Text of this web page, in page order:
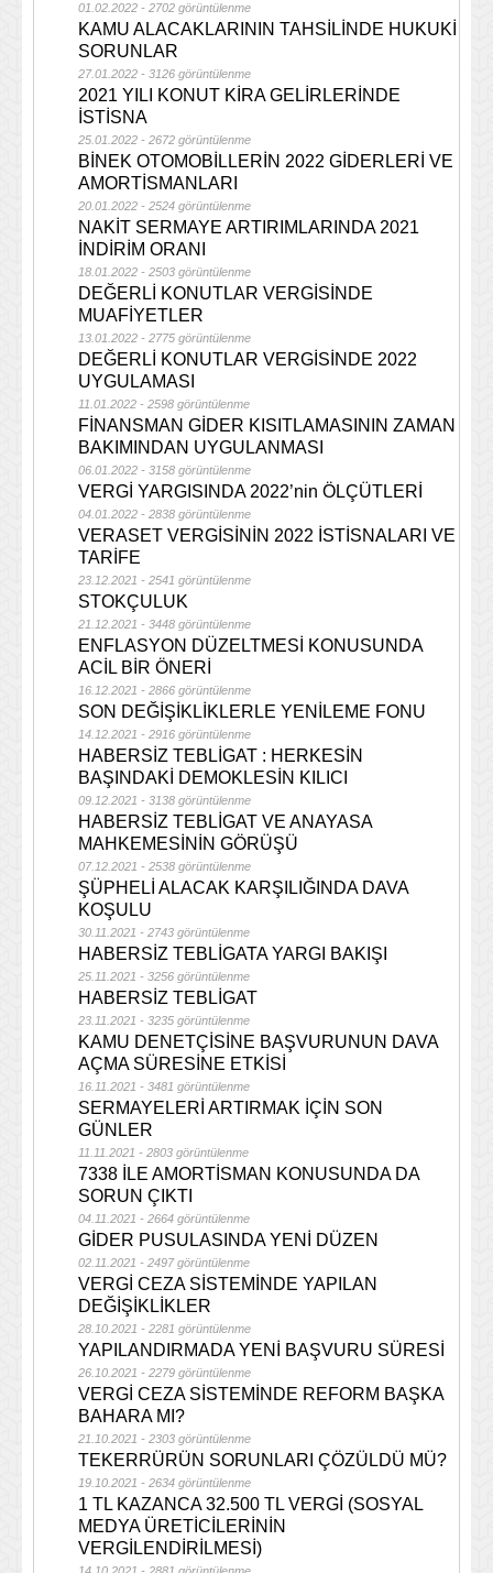
01.02.2022 - 2702 görüntülenme
KAMU ALACAKLARININ TAHSİLİNDE HUKUKİ
SORUNLAR
27.01.2022 - 3126 görüntülenme
2021 YILI KONUT KİRA GELİRLERİNDE
İSTİSNA
25.01.2022 - 2672 görüntülenme
BİNEK OTOMOBİLLERİN 2022 GİDERLERİ VE
AMORTİSMANLARI
20.01.2022 - 2524 görüntülenme
NAKİT SERMAYE ARTIRIMLARINDA 2021
İNDİRİM ORANI
18.01.2022 - 2503 görüntülenme
DEĞERLİ KONUTLAR VERGİSİNDE
MUAFİYETLER
13.01.2022 - 2775 görüntülenme
DEĞERLİ KONUTLAR VERGİSİNDE 2022
UYGULAMASI
11.01.2022 - 2598 görüntülenme
FİNANSMAN GİDER KISITLAMASININ ZAMAN
BAKIMINDAN UYGULANMASI
06.01.2022 - 3158 görüntülenme
VERGİ YARGISINDA 2022’nin ÖLÇÜTLERİ
04.01.2022 - 2838 görüntülenme
VERASET VERGİSİNİN 2022 İSTİSNALARI VE
TARİFE
23.12.2021 - 2541 görüntülenme
STOKÇULUK
21.12.2021 - 3448 görüntülenme
ENFLASYON DÜZELTMESİ KONUSUNDA
ACİL BİR ÖNERİ
16.12.2021 - 2866 görüntülenme
SON DEĞİŞİKLİKLERLE YENİLEME FONU
14.12.2021 - 2916 görüntülenme
HABERSİZ TEBLİGAT : HERKESİN
BAŞINDAKİ DEMOKLESİN KILICI
09.12.2021 - 3138 görüntülenme
HABERSİZ TEBLİGAT VE ANAYASA
MAHKEMESİNİN GÖRÜŞÜ
07.12.2021 - 2538 görüntülenme
ŞÜPHELİ ALACAK KARŞILIĞINDA DAVA
KOŞULU
30.11.2021 - 2743 görüntülenme
HABERSİZ TEBLİGATA YARGI BAKIŞI
25.11.2021 - 3256 görüntülenme
HABERSİZ TEBLİGAT
23.11.2021 - 3235 görüntülenme
KAMU DENETÇİSİNE BAŞVURUNUN DAVA
AÇMA SÜRESİNE ETKİSİ
16.11.2021 - 3481 görüntülenme
SERMAYELERİ ARTIRMAK İÇİN SON
GÜNLER
11.11.2021 - 2803 görüntülenme
7338 İLE AMORTİSMAN KONUSUNDA DA
SORUN ÇIKTI
04.11.2021 - 2664 görüntülenme
GİDER PUSULASINDA YENİ DÜZEN
02.11.2021 - 2497 görüntülenme
VERGİ CEZA SİSTEMİNDE YAPILAN
DEĞİŞİKLİKLER
28.10.2021 - 2281 görüntülenme
YAPILANDIRMADA YENİ BAŞVURU SÜRESİ
26.10.2021 - 2279 görüntülenme
VERGİ CEZA SİSTEMİNDE REFORM BAŞKA
BAHARA MI?
21.10.2021 - 2303 görüntülenme
TEKERRÜRÜN SORUNLARI ÇÖZÜLDÜ MÜ?
19.10.2021 - 2634 görüntülenme
1 TL KAZANCA 32.500 TL VERGİ (SOSYAL
MEDYA ÜRETİCİLERİNİN
VERGİLENDİRİLMESİ)